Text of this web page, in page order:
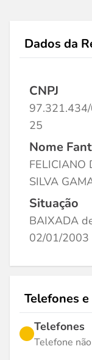
Dados da
CNPJ
25
Nome
FELICIANO
SILVA
Situação
BAIXADA
02/01/2003
Telefones
Telefones
Telefone